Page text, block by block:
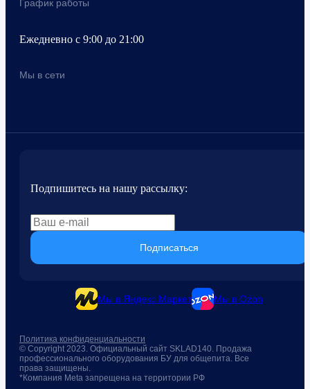
График работы
Ежедневно с 9:00 до 21:00
Мы в сети
Подпишитесь на нашу рассылку:
Подписаться
Мы в Яндекс.Маркет Мы в Ozon
© Copyright 2023. Официальный сайт SKLAD140. Продажа
профессионального оборудования БУ для общепита. Все
права защищены.
*Компания Meta запрещена на территории РФ
Политика конфиденциальности